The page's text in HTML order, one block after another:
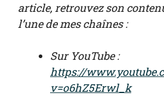
article, retrouvez son
l’une de mes chaînes :
Sur YouTube :
https://
v=o6hZ5Erwl_k